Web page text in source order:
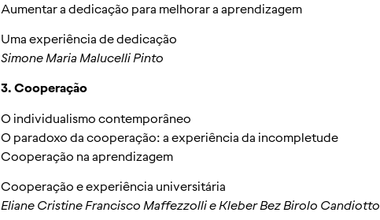
Aumentar a dedicação para melhorar a aprendizagem
Uma experiência de dedicação
Simone Maria Malucelli Pinto
3. Cooperação
O individualismo contemporâneo
O paradoxo da cooperação: a experiência da incompletude
Cooperação na aprendizagem
Cooperação e experiência universitária
Eliane Cristine Francisco Maffezzolli e Kleber Bez Birolo Candiotto